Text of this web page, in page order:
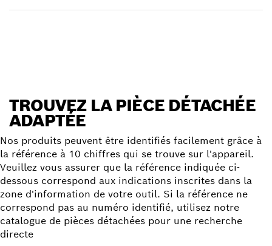
TROUVEZ LA PIÈCE DÉTACHÉE
ADAPTÉE
Nos produits peuvent être identifiés facilement grâce à
la référence à 10 chiffres qui se trouve sur l'appareil.
Veuillez vous assurer que la référence indiquée ci-
dessous correspond aux indications inscrites dans la
zone d'information de votre outil. Si la référence ne
correspond pas au numéro identifié, utilisez notre
catalogue de pièces détachées pour une recherche
directe